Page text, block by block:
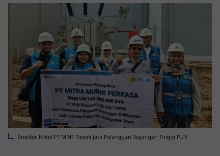
Smelter Nikel PT MMP Resmi Jadi Pelanggan Tegangan Tinggi PLN